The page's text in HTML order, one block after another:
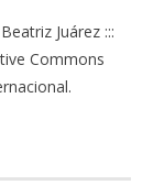
Juárez :::
Commons